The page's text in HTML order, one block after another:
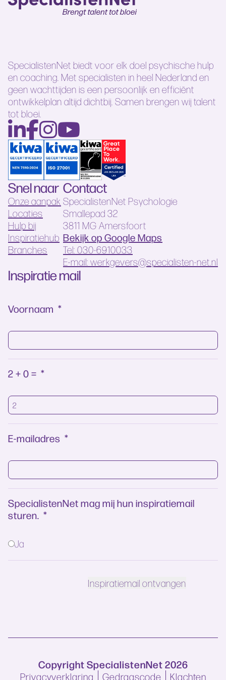
SpecialistenNet biedt voor elk doel psychische hulp
en coaching. Met specialisten in heel Nederland en
geen wachttijden is een persoonlijk en efficiënt
ontwikkelplan altijd dichtbij. Samen brengen wij talent
tot bloei.
Snel naar
Onze aanpak
Locaties
Hulp bij
Inspiratiehub
Branches
Contact
SpecialistenNet Psychologie
Smallepad 32
3811 MG Amersfoort
Bekijk op Google Maps
Tel: 030-6910033
E-mail: werkgevers@specialisten-net.nl
Inspiratie mail
Voornaam *
2 + 0 = *
E-mailadres *
SpecialistenNet mag mij hun inspiratiemail
sturen. *
Ja
Copyright SpecialistenNet 2026
Privacyverklaring Gedragscode Klachten